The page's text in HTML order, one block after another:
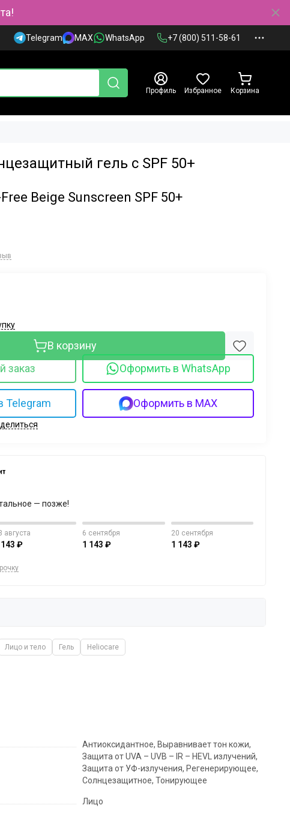
Telegram MAX WhatsApp +7 (800) 511-58-61
Профиль Избранное Корзина
гель с SPF 50+
Beige Sunscreen SPF 50+
В корзину
Оформить в WhatsApp
Telegram Оформить в MAX
заказ
— позже!
августа
143 ₽
6 сентября
1 143 ₽
20 сентября
1 143 ₽
Лицо и тело Гель Heliocare
Антиоксидантное, Выравнивает тон кожи,
Защита от UVA – UVB – IR – HEVL излучений,
Защита от УФ-излучения, Регенерирующее,
Солнцезащитное, Тонирующее
Лицо